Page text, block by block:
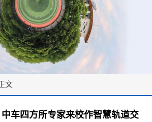
文
中车四方所专家来校作智慧轨道交